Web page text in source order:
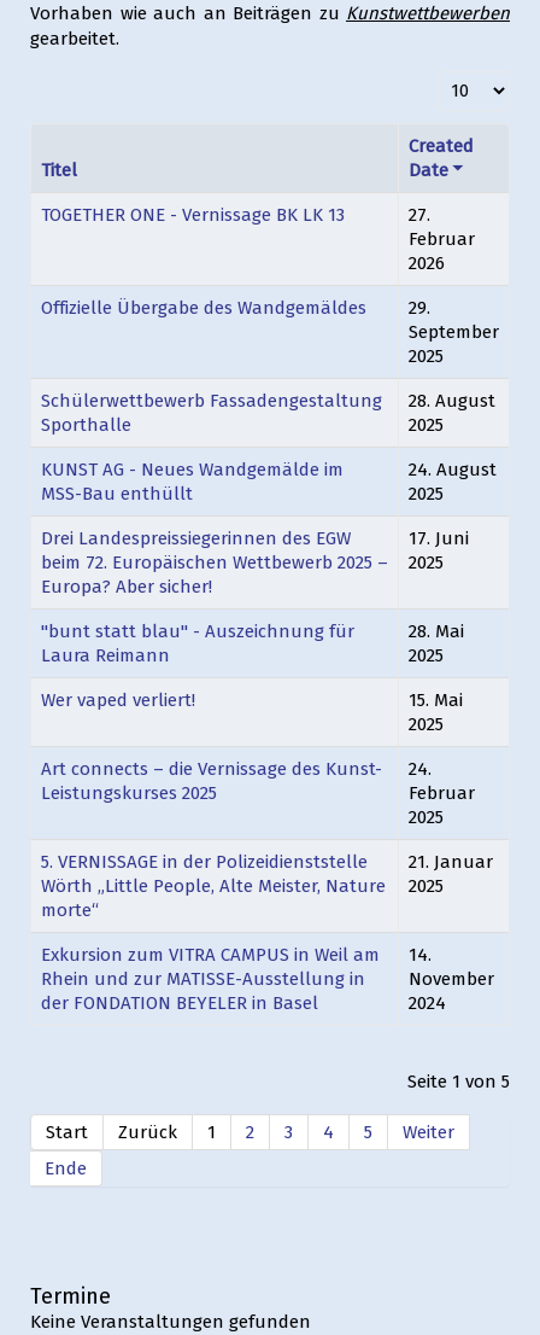
Vorhaben wie auch an Beiträgen zu Kunstwettbewerben
gearbeitet.
Anzeige #
Titel
Created
Date
TOGETHER ONE - Vernissage BK LK 13
27.
Februar
2026
Offizielle Übergabe des Wandgemäldes
29.
September
2025
Schülerwettbewerb Fassadengestaltung
Sporthalle
28. August
2025
KUNST AG - Neues Wandgemälde im
MSS-Bau enthüllt
24. August
2025
Drei Landespreissiegerinnen des EGW
beim 72. Europäischen Wettbewerb 2025 –
Europa? Aber sicher!
17. Juni
2025
"bunt statt blau" - Auszeichnung für
Laura Reimann
28. Mai
2025
Wer vaped verliert!
15. Mai
2025
Art connects – die Vernissage des Kunst-
Leistungskurses 2025
24.
Februar
2025
5. VERNISSAGE in der Polizeidienststelle
Wörth „Little People, Alte Meister, Nature
morte“
21. Januar
2025
Exkursion zum VITRA CAMPUS in Weil am
Rhein und zur MATISSE-Ausstellung in
der FONDATION BEYELER in Basel
14.
November
2024
Seite 1 von 5
Start Zurück 1 2 3 4 5
Weiter
Ende
Termine
Keine Veranstaltungen gefunden